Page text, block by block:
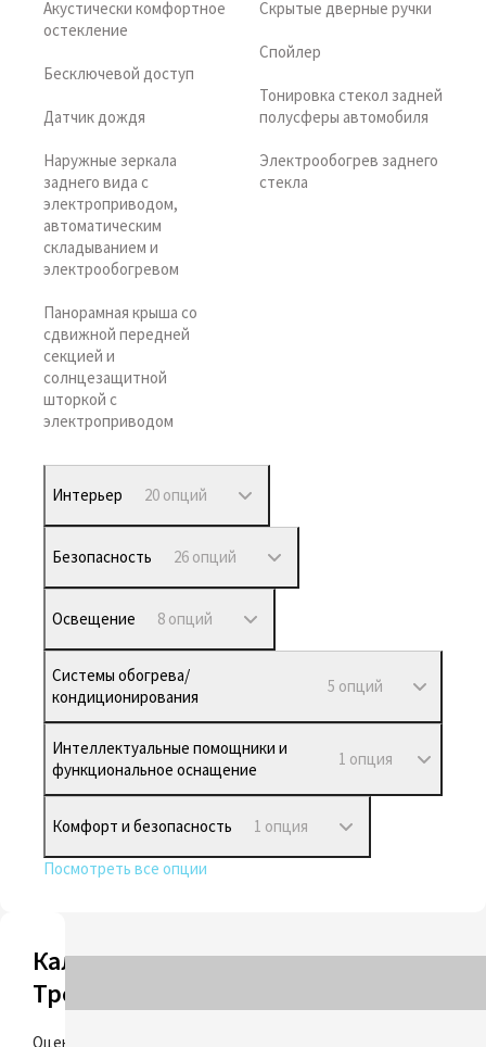
Акустически комфортное
остекление
Бесключевой доступ
Датчик дождя
Наружные зеркала
заднего вида с
электроприводом,
автоматическим
складыванием и
электрообогревом
Панорамная крыша со
сдвижной передней
секцией и
солнцезащитной
шторкой с
электроприводом
Скрытые дверные ручки
Спойлер
Тонировка стекол задней
полусферы автомобиля
Электрообогрев заднего
стекла
Интерьер 20 опций
Безопасность 26 опций
Освещение 8 опций
Системы обогрева/
кондиционирования
5 опций
Интеллектуальные помощники и
функциональное оснащение
1 опция
Комфорт и безопасность 1 опция
Посмотреть все опции
Калькулятор
Трейд-ин
Оцените свой